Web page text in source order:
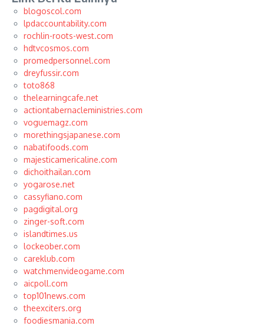
blogoscol.com
lpdaccountability.com
rochlin-roots-west.com
hdtvcosmos.com
promedpersonnel.com
dreyfussir.com
toto868
thelearningcafe.net
actiontabernacleministries.com
voguemagz.com
morethingsjapanese.com
nabatifoods.com
majesticamericaline.com
dichoithailan.com
yogarose.net
cassyfiano.com
pagdigital.org
zinger-soft.com
islandtimes.us
lockeober.com
careklub.com
watchmenvideogame.com
aicpoll.com
top101news.com
theexciters.org
foodiesmania.com